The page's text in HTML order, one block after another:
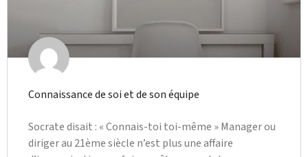
Connaissance de soi et de son équipe
Socrate disait : « Connais-toi toi-même » Manager ou
diriger au 21ème siècle n’est plus une affaire